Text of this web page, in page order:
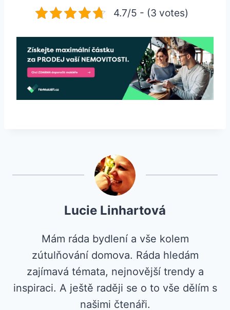
4.7/5 - (3 votes)
Lucie Linhartová
Mám ráda bydlení a vše kolem
zútulňování domova. Ráda hledám
zajímavá témata, nejnovější trendy a
inspiraci. A ještě raději se o to vše dělím s
našimi čtenáři.